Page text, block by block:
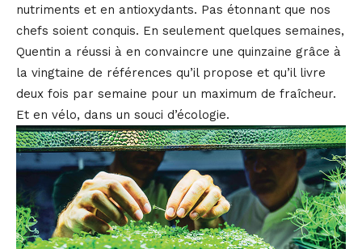
nutriments et en antioxydants. Pas étonnant que nos
chefs soient conquis. En seulement quelques semaines,
Quentin a réussi à en convaincre une quinzaine grâce à
la vingtaine de références qu’il propose et qu’il livre
deux fois par semaine pour un maximum de fraîcheur.
Et en vélo, dans un souci d’écologie.